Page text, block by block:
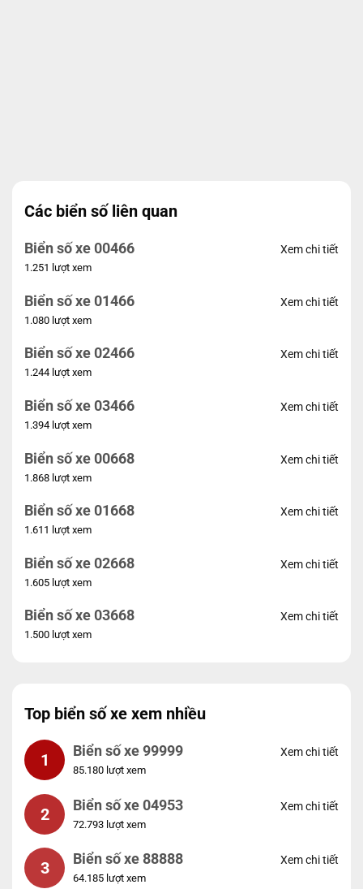
Các biển số liên quan
Biển số xe 00466
1.251 lượt xem
Xem chi tiết
Biển số xe 01466
1.080 lượt xem
Xem chi tiết
Biển số xe 02466
1.244 lượt xem
Xem chi tiết
Biển số xe 03466
1.394 lượt xem
Xem chi tiết
Biển số xe 00668
1.868 lượt xem
Xem chi tiết
Biển số xe 01668
1.611 lượt xem
Xem chi tiết
Biển số xe 02668
1.605 lượt xem
Xem chi tiết
Biển số xe 03668
1.500 lượt xem
Xem chi tiết
Top biển số xe xem nhiều
1 Biển số xe 99999
85.180 lượt xem
Xem chi tiết
2 Biển số xe 04953
72.793 lượt xem
Xem chi tiết
3 Biển số xe 88888
64.185 lượt xem
Xem chi tiết